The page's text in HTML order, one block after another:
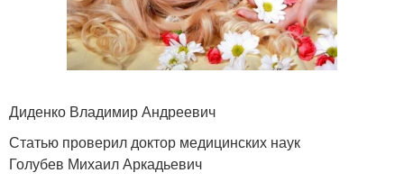
Диденко Владимир Андреевич
Статью проверил доктор медицинских наук
Голубев Михаил Аркадьевич